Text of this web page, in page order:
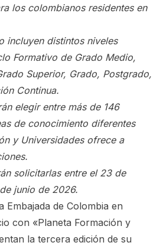
los colombianos residentes en
incluyen distintos niveles
Formativo de Grado Medio,
Superior, Grado, Postgrado,
Continua.
elegir entre más de 146
de conocimiento diferentes
y Universidades ofrece a
solicitarlas entre el 23 de
junio de 2026.
Embajada de Colombia en
con «Planeta Formación y
la tercera edición de su